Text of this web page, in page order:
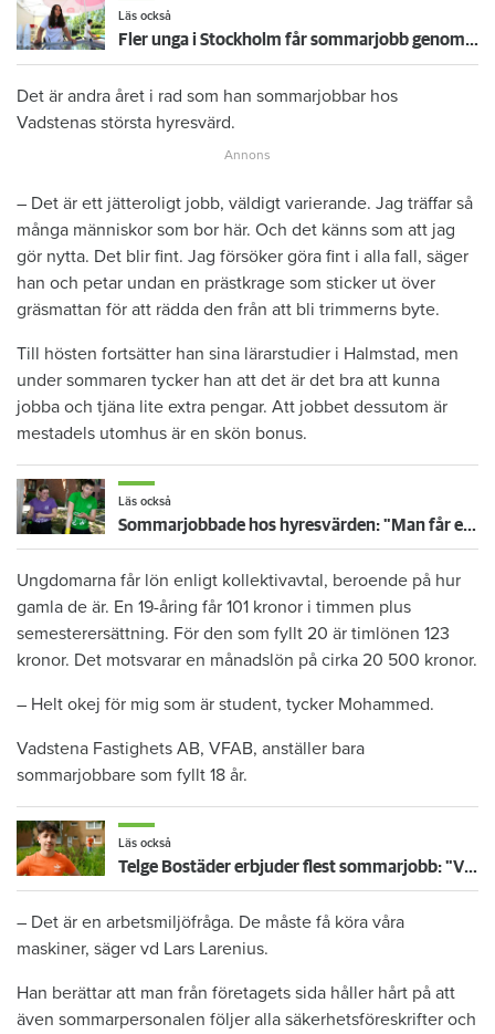
Läs också
Fler unga i Stockholm får sommarjobb genom kommunen – Yasmina säljer glass
Det är andra året i rad som han sommarjobbar hos
Vadstenas största hyresvärd.
– Det är ett jätteroligt jobb, väldigt varierande. Jag träffar så
många människor som bor här. Och det känns som att jag
gör nytta. Det blir fint. Jag försöker göra fint i alla fall, säger
han och petar undan en prästkrage som sticker ut över
gräsmattan för att rädda den från att bli trimmerns byte.
Till hösten fortsätter han sina lärarstudier i Halmstad, men
under sommaren tycker han att det är det bra att kunna
jobba och tjäna lite extra pengar. Att jobbet dessutom är
mestadels utomhus är en skön bonus.
Läs också
Sommarjobbade hos hyresvärden: "Man får en bild av vuxenlivet"
Ungdomarna får lön enligt kollektivavtal, beroende på hur
gamla de är. En 19-åring får 101 kronor i timmen plus
semesterersättning. För den som fyllt 20 är timlönen 123
kronor. Det motsvarar en månadslön på cirka 20 500 kronor.
– Helt okej för mig som är student, tycker Mohammed.
Vadstena Fastighets AB, VFAB, anställer bara
sommarjobbare som fyllt 18 år.
Läs också
Telge Bostäder erbjuder flest sommarjobb: "Vi vet att de här jobben är viktiga"
– Det är en arbetsmiljöfråga. De måste få köra våra
maskiner, säger vd Lars Larenius.
Han berättar att man från företagets sida håller hårt på att
även sommarpersonalen följer alla säkerhetsföreskrifter och